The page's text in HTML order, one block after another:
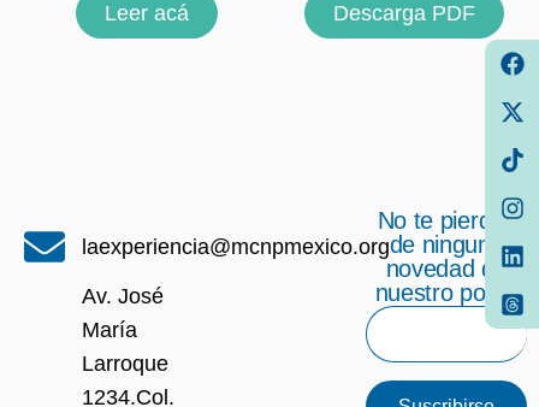
Leer acá Descarga PDF
laexperiencia@mcnpmexico.org
Av. José
María
Larroque
1234.Col.
No te pierdas
de ninguna
novedad de
nuestro portal